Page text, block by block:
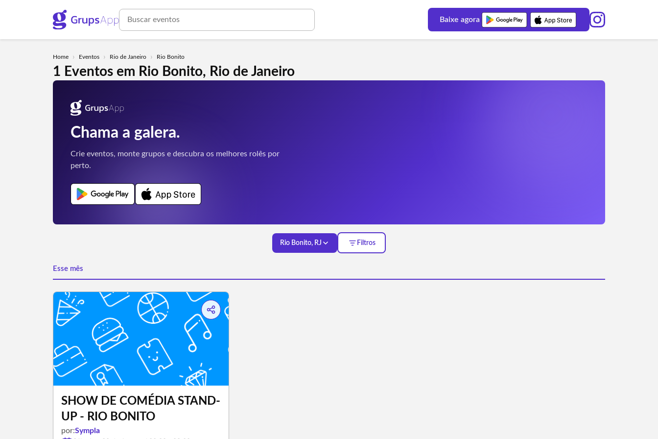
Baixe agora
Home › Eventos › Rio de Janeiro › Rio Bonito
1 Eventos em Rio Bonito, Rio de Janeiro
Chama a galera.
Crie eventos, monte grupos e descubra os melhores rolês por
perto.
Rio Bonito, RJ Filtros
Esse mês
SHOW DE COMÉDIA STAND-
UP - RIO BONITO
por:Sympla